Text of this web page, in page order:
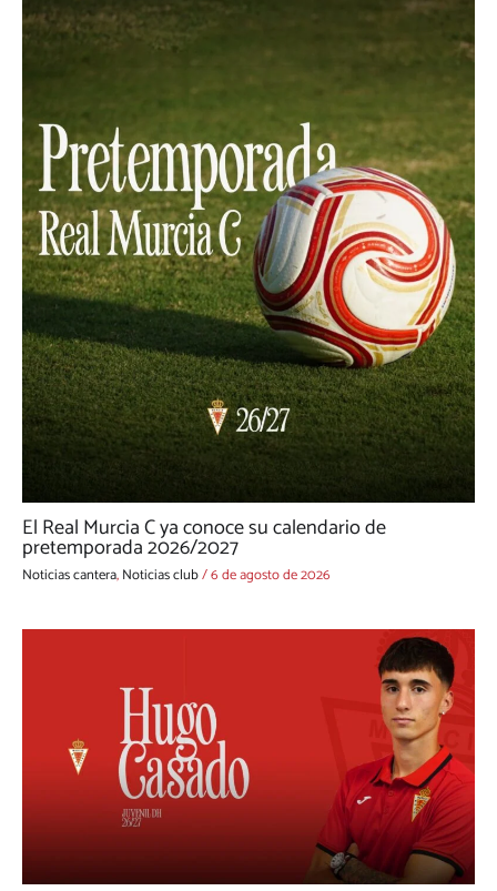
El Real Murcia C ya conoce su calendario de
pretemporada 2026/2027
Noticias cantera,Noticias club/6 de agosto de 2026